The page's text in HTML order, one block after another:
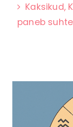
Kaksikud,
paneb